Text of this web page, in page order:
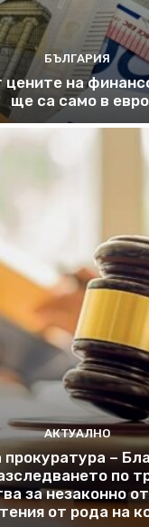
БЪЛГАРИЯ
цените на
ще са само в евро
АКТУАЛНО
прокуратура –
по
за незаконно
от рода на